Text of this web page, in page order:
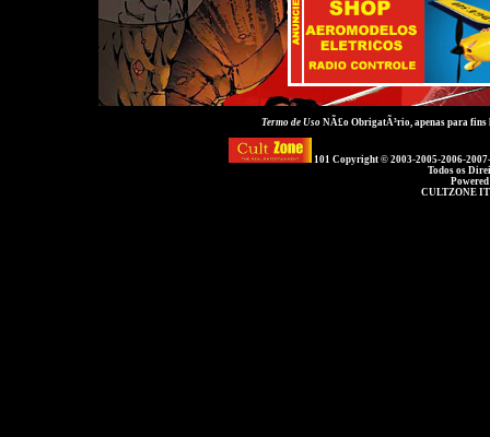
Termo de UsoNÃ£o ObrigatÃ³rio, apenas para
101 Copyright © 2003-2005-2006-
Todos os
CULTZONE